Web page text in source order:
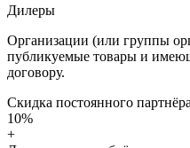
Дилеры
Организации (или группы
публикуемые товары и
договору.
Скидка постоянного партнёра
10%
+